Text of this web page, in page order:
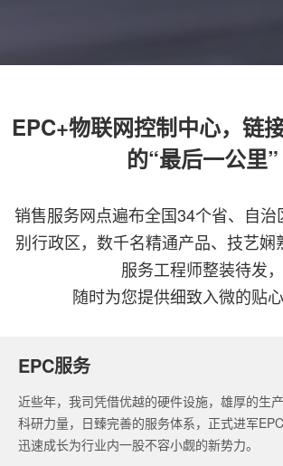
EPC+物联网控制中心，链
的“最后一公里”
销售服务网点遍布全国34个省、自
别行政区，数千名精通产品、技艺娴
服务工程师整装待发，
随时为您提供细致入微的贴心
EPC服务
近些年，我司凭借优越的硬件设施，雄厚的生
科研力量，日臻完善的服务体系，正式进军
迅速成长为行业内一股不容小觑的新势力。